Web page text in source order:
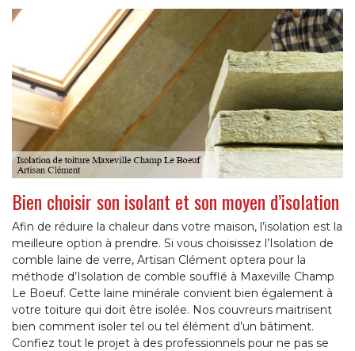
Bien choisir son isolant et son moyen d’isolation
Afin de réduire la chaleur dans votre maison, l’isolation est la
meilleure option à prendre. Si vous choisissez l’Isolation de
comble laine de verre, Artisan Clément optera pour la
méthode d’Isolation de comble soufflé à Maxeville Champ
Le Boeuf. Cette laine minérale convient bien également à
votre toiture qui doit être isolée. Nos couvreurs maitrisent
bien comment isoler tel ou tel élément d’un bâtiment.
Confiez tout le projet à des professionnels pour ne pas se